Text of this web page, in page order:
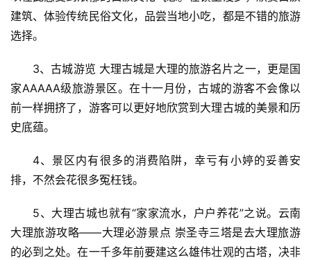
建筑、体验传统民俗文化，品尝当地小吃，都是不错的旅游
选择。
3、古城游览 大理古城是大理的旅游名片之一，更是国
家AAAAA级旅游景区。在十一月份，古城的游客不会像以
前一样拥挤了，游客可以更好地欣赏到大理古城的美景和历
史底蕴。
4、景区内有很多的消费陷阱，幸亏有小婷的妥善安
排，不然会花很多冤枉钱。
5、大理古城也就有“家家流水，户户养花”之说。云南
大理旅游攻略——大理必游景点 崇圣寺三塔是去大理旅游
的必到之处。在一千多年前要建这么雄伟壮观的古塔，决非